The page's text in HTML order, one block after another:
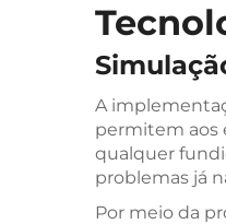
A
permitem aos
qualquer
problemas já
Por meio da